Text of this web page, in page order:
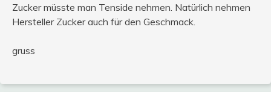
Zucker müsste man Tenside nehmen. Natürlich nehmen
Hersteller Zucker auch für den Geschmack.
gruss